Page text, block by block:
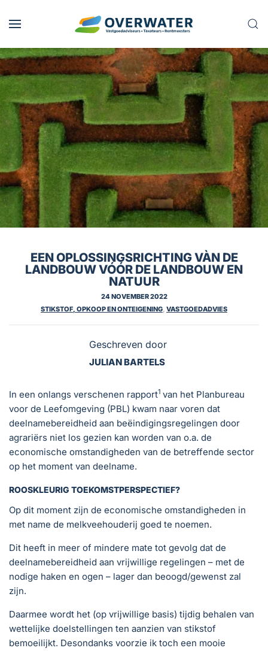
Skip to main content
EEN OPLOSSINGSRICHTING VÀN DE
LANDBOUW VÓÓR DE LANDBOUW EN
NATUUR
24 NOVEMBER 2022
STIKSTOF, OPKOOP EN ONTEIGENING, VASTGOEDADVIES
Geschreven door
JULIAN BARTELS
In een onlangs verschenen rapport1 van het Planbureau
voor de Leefomgeving (PBL) kwam naar voren dat
deelnamebereidheid aan beëindigingsregelingen door
agrariërs niet los gezien kan worden van o.a. de
economische omstandigheden van de betreffende sector
op het moment van deelname.
ROOSKLEURIG TOEKOMSTPERSPECTIEF?
Op dit moment zijn de economische omstandigheden in
met name de melkveehouderij goed te noemen.
Dit heeft in meer of mindere mate tot gevolg dat de
deelnamebereidheid aan vrijwillige regelingen – met de
nodige haken en ogen – lager dan beoogd/gewenst zal
zijn.
Daarmee wordt het (op vrijwillige basis) tijdig behalen van
wettelijke doelstellingen ten aanzien van stikstof
bemoeilijkt. Desondanks voorzie ik toch een mooie